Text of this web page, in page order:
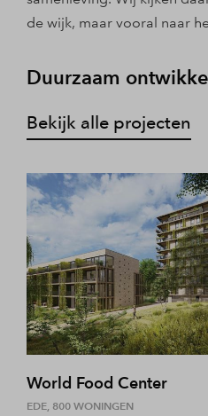
de wijk, maar vooral naar
Duurzaam
Bekijk alle projecten
World Food Center
EDE, 800 WONINGEN